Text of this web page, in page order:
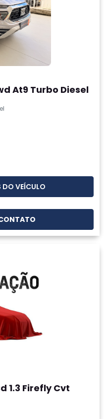
At9 Turbo Diesel
DO VEÍCULO
1.3 Firefly Cvt